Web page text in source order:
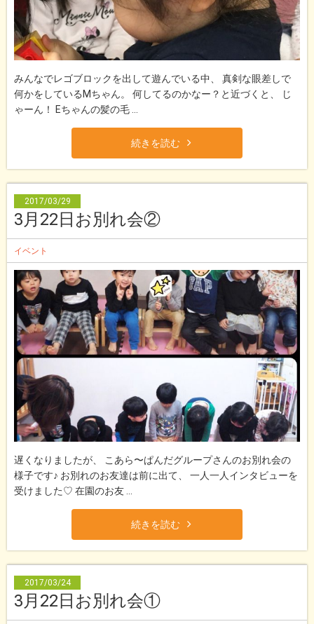
みんなでレゴブロックを出して遊んでいる中、 真剣な眼差しで
何かをしているMちゃん。 何してるのかなー？と近づくと、 じ
ゃーん！ Eちゃんの髪の毛 ...
続きを読む
2017/03/29
3月22日お別れ会②
イベント
遅くなりましたが、 こあら〜ぱんだグループさんのお別れ会の
様子です♪ お別れのお友達は前に出て、 一人一人インタビューを
受けました♡ 在園のお友 ...
続きを読む
2017/03/24
3月22日お別れ会①